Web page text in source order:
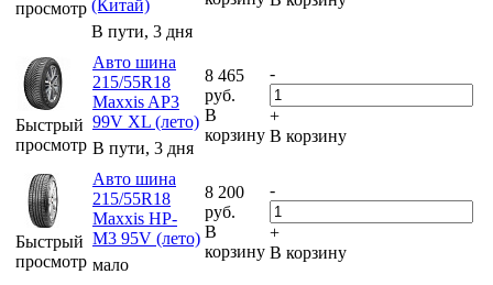
просмотр (Китай)
В пути, 3 дня
Быстрый
просмотр
Авто шина
215/55R18
Maxxis AP3
99V XL (лето)
В пути, 3 дня
8 465
руб.
В
корзину
-
+
В корзину
Быстрый
просмотр
Авто шина
215/55R18
Maxxis HP-
M3 95V (лето)
мало
8 200
руб.
В
корзину
-
+
В корзину